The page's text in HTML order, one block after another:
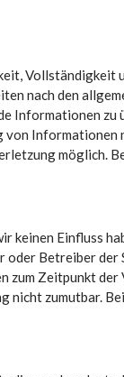
Vollständigkeit
nach den
zu
möglich.
Einfluss
Betreiber
Zeitpunkt
zumutbar.